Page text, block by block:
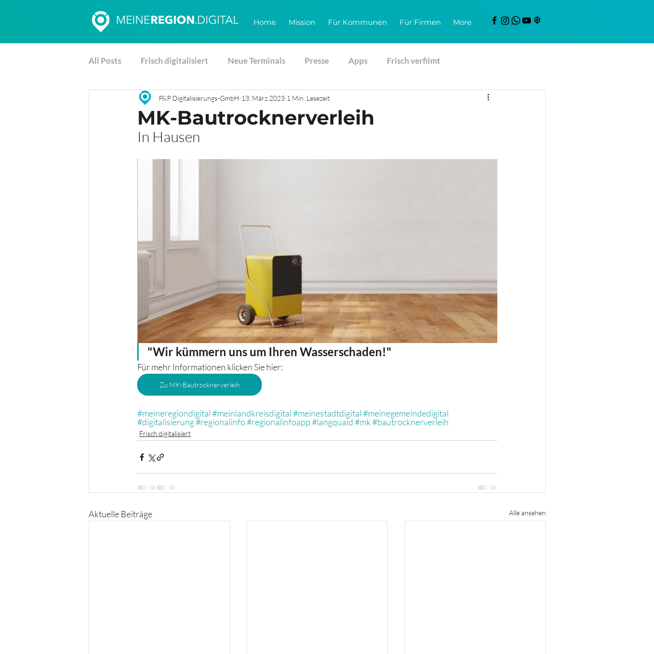
Home Mission Für Kommunen Für Firmen More
All Posts Frisch digitalisiert Neue Terminals Presse Apps Frisch verfilmt
MK-Bautrocknerverleih
P&P Digitalisierungs-GmbH 13. März 2023 1 Min. Lesezeit
In Hausen
"Wir kümmern uns um Ihren Wasserschaden!"
Für mehr Informationen klicken Sie hier:
Zu MK-Bautrocknerverleih
#meineregiondigital#meinlandkreisdigital#meinestadtdigital#meinegemeindedigital
#digitalisierung#regionalinfo#regionalinfoapp#langquaid#mk#bautrocknerverleih
Frisch digitalisiert
Aktuelle Beiträge Alle ansehen